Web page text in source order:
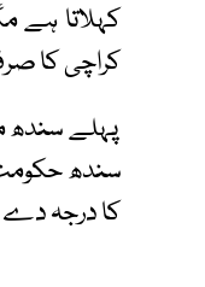
کہلاتا ہے
کراچی کا
پہلے سندھ
سندھ حکومت
کا درجہ دے